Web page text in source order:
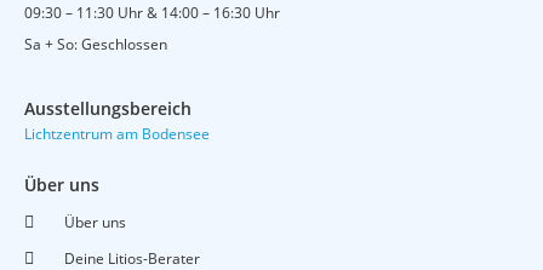
09:30 – 11:30 Uhr & 14:00 – 16:30 Uhr
Sa + So: Geschlossen
Ausstellungsbereich
Lichtzentrum am Bodensee
Über uns
Über uns
Deine Litios-Berater